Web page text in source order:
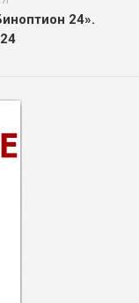
24».